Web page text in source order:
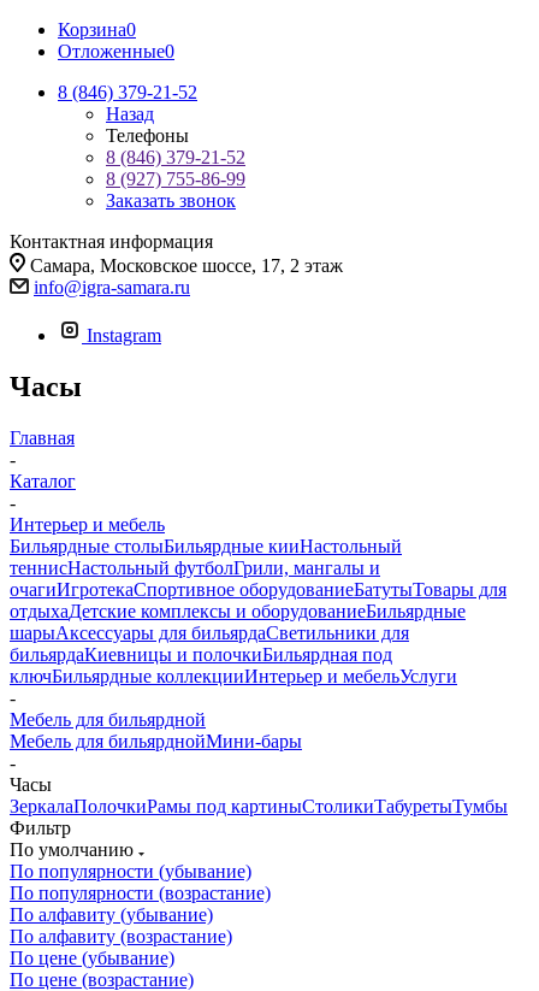
Корзина0
Отложенные0
8 (846) 379-21-52
Назад
Телефоны
8 (846) 379-21-52
8 (927) 755-86-99
Заказать звонок
Контактная информация
Самара, Московское шоссе, 17, 2 этаж
info@igra-samara.ru
Instagram
Часы
Главная
-
Каталог
-
Интерьер и мебель
Бильярдные столыБильярдные кииНастольный
теннисНастольный футболГрили, мангалы и
очагиИгротекаСпортивное оборудованиеБатутыТовары для
отдыхаДетские комплексы и оборудованиеБильярдные
шарыАксессуары для бильярдаСветильники для
бильярдаКиевницы и полочкиБильярдная под
ключБильярдные коллекцииИнтерьер и мебельУслуги
-
Мебель для бильярдной
Мебель для бильярднойМини-бары
-
Часы
ЗеркалаПолочкиРамы под картиныСтоликиТабуретыТумбы
Фильтр
По умолчанию
По популярности (убывание)
По популярности (возрастание)
По алфавиту (убывание)
По алфавиту (возрастание)
По цене (убывание)
По цене (возрастание)